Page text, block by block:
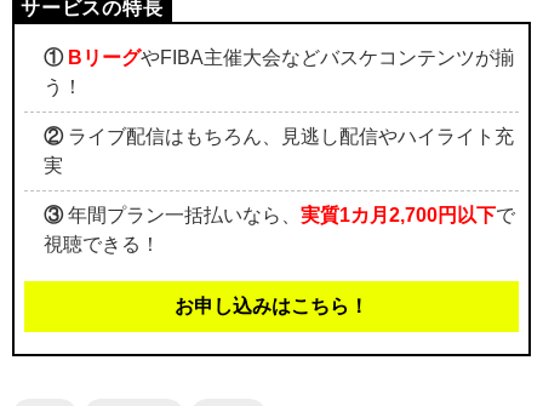
① BリーグやFIBA主催大会などバスケコンテンツが揃
う！
②ライブ配信はもちろん、見逃し配信やハイライト充
実
③年間プラン一括払いなら、 実質1カ月2,700円以下で
視聴できる！
お申し込みはこちら！